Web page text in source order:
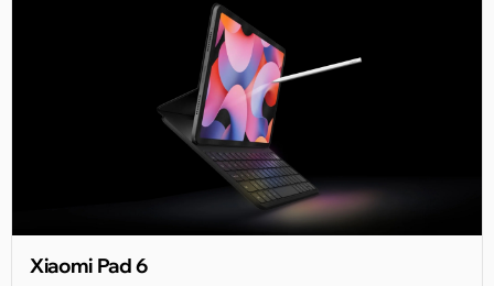
Xiaomi Pad 6